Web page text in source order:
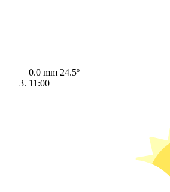
0.0 mm 24.5º
11:00